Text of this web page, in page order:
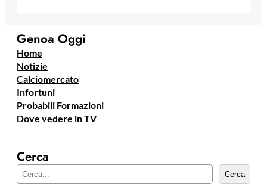
Genoa Oggi
Home
Notizie
Calciomercato
Infortuni
Probabili Formazioni
Dove vedere in TV
Cerca
e
Cerca